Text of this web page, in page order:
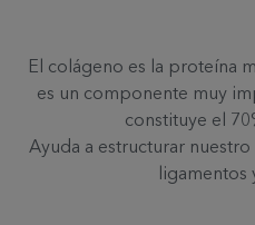
El colágeno es la proteína
es un componente muy
constituye el
Ayuda a estructurar
ligamentos